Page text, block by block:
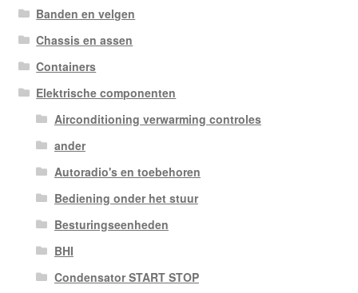
Banden en velgen
Chassis en assen
Containers
Elektrische componenten
Airconditioning verwarming controles
ander
Autoradio's en toebehoren
Bediening onder het stuur
Besturingseenheden
BHI
Condensator START STOP